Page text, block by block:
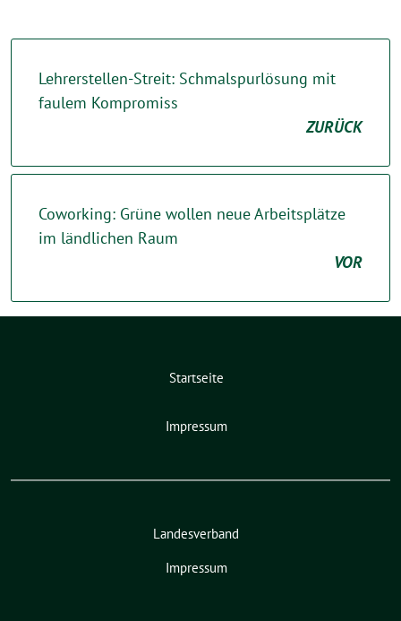
Lehrerstellen-Streit: Schmalspurlösung mit
faulem Kompromiss
ZURÜCK
Coworking: Grüne wollen neue Arbeitsplätze
im ländlichen Raum
VOR
Startseite
Impressum
Landesverband
Impressum